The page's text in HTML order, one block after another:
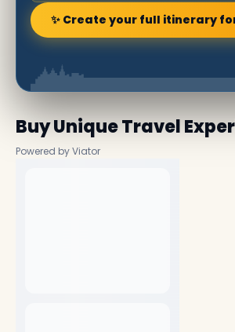
✨ Create your full itinerary
Buy Unique Travel
Powered by Viator